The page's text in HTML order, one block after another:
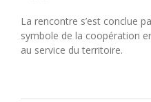
La rencontre s’est conclue
symbole de la coopération
au service du territoire.